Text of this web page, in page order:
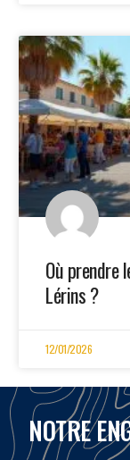
Où prendre
Lérins ?
12/01/2026
NOTRE